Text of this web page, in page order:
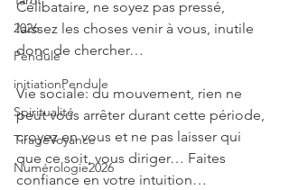
2026
Pendule
initiationPendule
Spiritualité
TirageVoyance
Numérologie2026
Célibataire, ne soyez pas pressé,
laissez les choses venir à vous, inutile
donc de chercher…
Vie sociale: du mouvement, rien ne
peut vous arrêter durant cette période,
croyez en vous et ne pas laisser qui
que ce soit, vous diriger… Faites
confiance en votre intuition…